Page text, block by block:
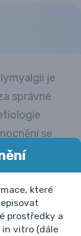
je
správné
se
ale
kolegovi s
které
prostředky a
vitro (dále